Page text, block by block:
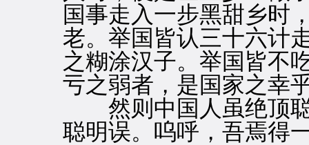
国事走入一步黑甜乡时
老。举国皆认三十六计
之糊涂汉子。举国皆不
亏之弱者，是国家之幸
然则中国人虽绝顶聪
聪明误。呜呼，吾焉得